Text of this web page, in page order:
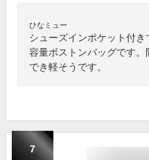
ひなミュー
シューズインポケット付
容量ボストンバッグです
でき軽そうです。
7